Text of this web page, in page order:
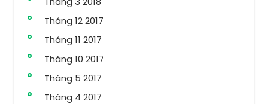
Tháng 12 2017
Tháng 11 2017
Tháng 10 2017
Tháng 5 2017
Tháng 4 2017